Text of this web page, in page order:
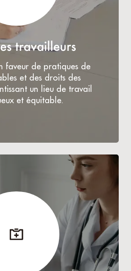
travailleurs
faveur de pratiques de
et des droits des
un lieu de travail
et équitable.